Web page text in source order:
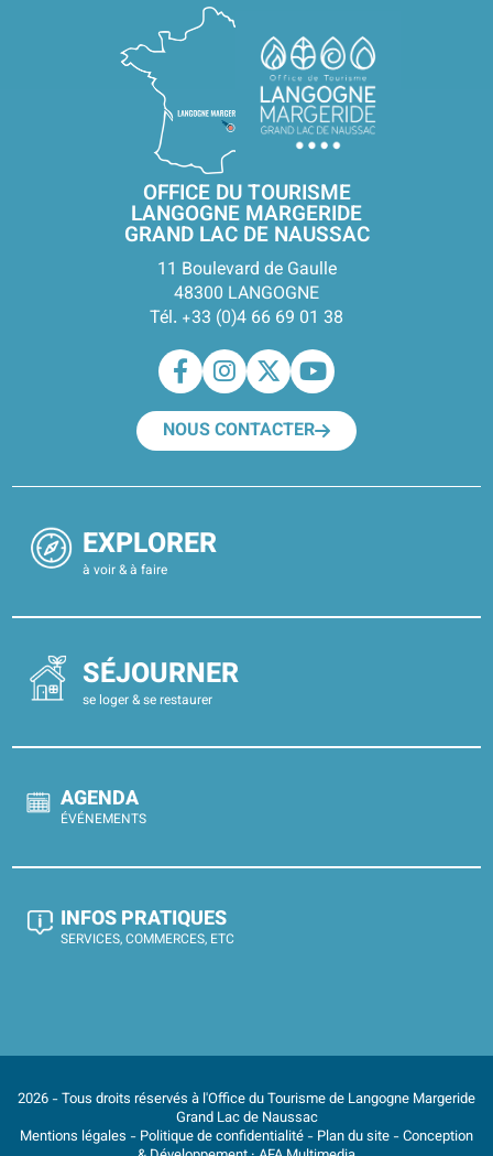
OFFICE DU TOURISME
LANGOGNE MARGERIDE
GRAND LAC DE NAUSSAC
11 Boulevard de Gaulle
48300 LANGOGNE
Tél. +33 (0)4 66 69 01 38
NOUS CONTACTER
EXPLORER
à voir & à faire
SÉJOURNER
se loger & se restaurer
AGENDA
ÉVÉNEMENTS
INFOS PRATIQUES
SERVICES, COMMERCES, ETC
2026 - Tous droits réservés à l'Office du Tourisme de Langogne Margeride
Grand Lac de Naussac
Mentions légales - Politique de confidentialité - Plan du site - Conception